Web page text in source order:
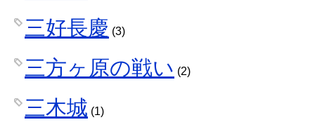
三好長慶 (3)
三方ヶ原の戦い (2)
三木城 (1)